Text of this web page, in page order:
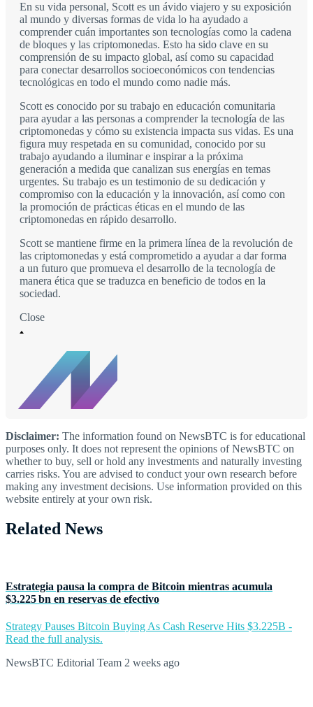
En su vida personal, Scott es un ávido viajero y su exposición
al mundo y diversas formas de vida lo ha ayudado a
comprender cuán importantes son tecnologías como la cadena
de bloques y las criptomonedas. Esto ha sido clave en su
comprensión de su impacto global, así como su capacidad
para conectar desarrollos socioeconómicos con tendencias
tecnológicas en todo el mundo como nadie más.
Scott es conocido por su trabajo en educación comunitaria
para ayudar a las personas a comprender la tecnología de las
criptomonedas y cómo su existencia impacta sus vidas. Es una
figura muy respetada en su comunidad, conocido por su
trabajo ayudando a iluminar e inspirar a la próxima
generación a medida que canalizan sus energías en temas
urgentes. Su trabajo es un testimonio de su dedicación y
compromiso con la educación y la innovación, así como con
la promoción de prácticas éticas en el mundo de las
criptomonedas en rápido desarrollo.
Scott se mantiene firme en la primera línea de la revolución de
las criptomonedas y está comprometido a ayudar a dar forma
a un futuro que promueva el desarrollo de la tecnología de
manera ética que se traduzca en beneficio de todos en la
sociedad.
Close
Disclaimer: The information found on NewsBTC is for educational
purposes only. It does not represent the opinions of NewsBTC on
whether to buy, sell or hold any investments and naturally investing
carries risks. You are advised to conduct your own research before
making any investment decisions. Use information provided on this
website entirely at your own risk.
Related News
Estrategia pausa la compra de Bitcoin mientras acumula
$3.225 bn en reservas de efectivo
Strategy Pauses Bitcoin Buying As Cash Reserve Hits $3.225B -
Read the full analysis.
NewsBTC Editorial Team 2 weeks ago